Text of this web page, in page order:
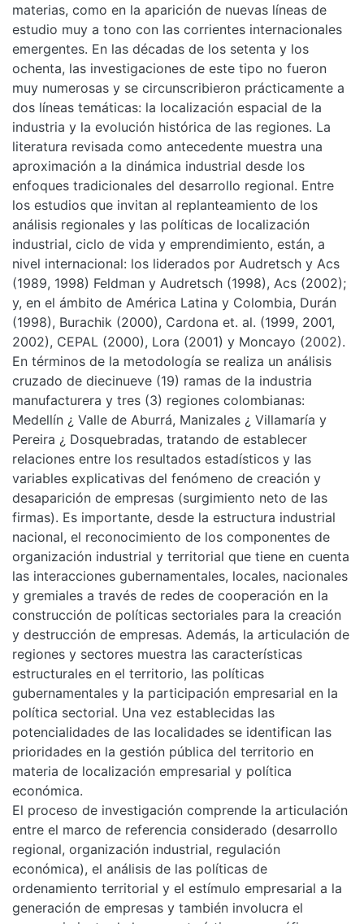
materias, como en la aparición de nuevas líneas de
estudio muy a tono con las corrientes internacionales
emergentes. En las décadas de los setenta y los
ochenta, las investigaciones de este tipo no fueron
muy numerosas y se circunscribieron prácticamente a
dos líneas temáticas: la localización espacial de la
industria y la evolución histórica de las regiones. La
literatura revisada como antecedente muestra una
aproximación a la dinámica industrial desde los
enfoques tradicionales del desarrollo regional. Entre
los estudios que invitan al replanteamiento de los
análisis regionales y las políticas de localización
industrial, ciclo de vida y emprendimiento, están, a
nivel internacional: los liderados por Audretsch y Acs
(1989, 1998) Feldman y Audretsch (1998), Acs (2002);
y, en el ámbito de América Latina y Colombia, Durán
(1998), Burachik (2000), Cardona et. al. (1999, 2001,
2002), CEPAL (2000), Lora (2001) y Moncayo (2002).
En términos de la metodología se realiza un análisis
cruzado de diecinueve (19) ramas de la industria
manufacturera y tres (3) regiones colombianas:
Medellín ¿ Valle de Aburrá, Manizales ¿ Villamaría y
Pereira ¿ Dosquebradas, tratando de establecer
relaciones entre los resultados estadísticos y las
variables explicativas del fenómeno de creación y
desaparición de empresas (surgimiento neto de las
firmas). Es importante, desde la estructura industrial
nacional, el reconocimiento de los componentes de
organización industrial y territorial que tiene en cuenta
las interacciones gubernamentales, locales, nacionales
y gremiales a través de redes de cooperación en la
construcción de políticas sectoriales para la creación
y destrucción de empresas. Además, la articulación de
regiones y sectores muestra las características
estructurales en el territorio, las políticas
gubernamentales y la participación empresarial en la
política sectorial. Una vez establecidas las
potencialidades de las localidades se identifican las
prioridades en la gestión pública del territorio en
materia de localización empresarial y política
económica.
El proceso de investigación comprende la articulación
entre el marco de referencia considerado (desarrollo
regional, organización industrial, regulación
económica), el análisis de las políticas de
ordenamiento territorial y el estímulo empresarial a la
generación de empresas y también involucra el